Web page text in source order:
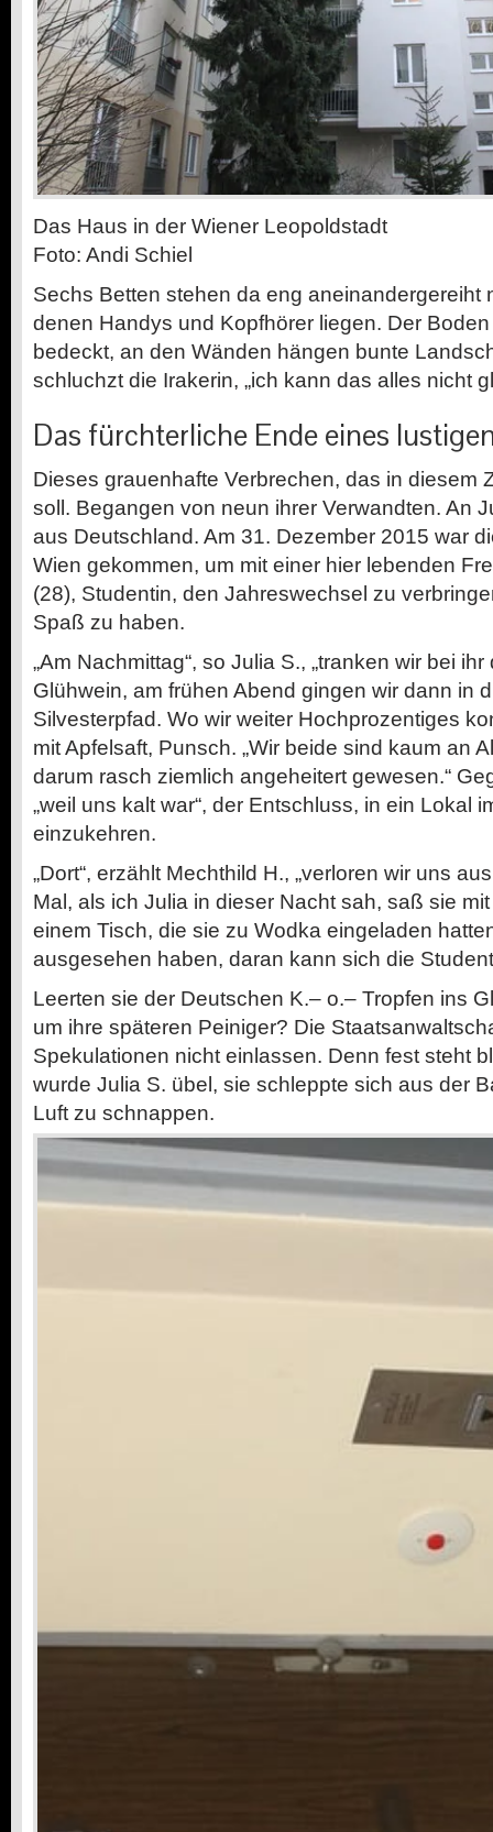
Das Haus in der Wiener Leopoldstadt
Foto: Andi Schiel
Sechs Betten stehen da eng aneinandergereiht
denen Handys und Kopfhörer liegen. Der
bedeckt, an den Wänden hängen bunte
schluchzt die Irakerin, „ich kann das alles nicht
Das fürchterliche Ende eines
Dieses grauenhafte Verbrechen, das in diesem
soll. Begangen von neun ihrer Verwandten. An
aus Deutschland. Am 31. Dezember 2015 war
Wien gekommen, um mit einer hier lebenden
(28), Studentin, den Jahreswechsel zu
Spaß zu haben.
„Am Nachmittag“, so Julia S., „tranken wir bei
Glühwein, am frühen Abend gingen wir dann in
Silvesterpfad. Wo wir weiter Hochprozentiges
mit Apfelsaft, Punsch. „Wir beide sind kaum an
darum rasch ziemlich angeheitert gewesen.“
„weil uns kalt war“, der Entschluss, in ein Lokal
einzukehren.
„Dort“, erzählt Mechthild H., „verloren wir uns
Mal, als ich Julia in dieser Nacht sah, saß sie
einem Tisch, die sie zu Wodka eingeladen
ausgesehen haben, daran kann sich die
Leerten sie der Deutschen K.– o.– Tropfen ins
um ihre späteren Peiniger? Die
Spekulationen nicht einlassen. Denn fest steht
wurde Julia S. übel, sie schleppte sich aus der
Luft zu schnappen.